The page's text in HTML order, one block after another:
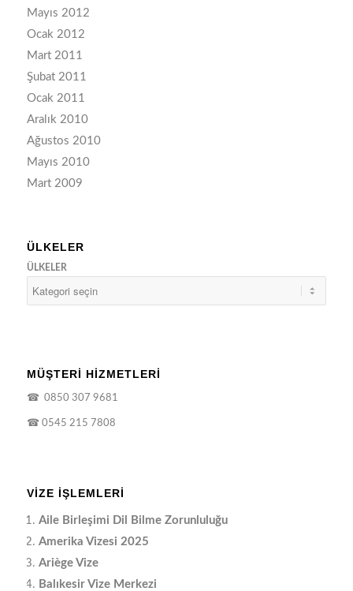
Mayıs 2012
Ocak 2012
Mart 2011
Şubat 2011
Ocak 2011
Aralık 2010
Ağustos 2010
Mayıs 2010
Mart 2009
ÜLKELER
ÜLKELER
MÜŞTERİ HİZMETLERİ
☎0850 307 9681
☎0545 215 7808
VIZE İŞLEMLERI
Aile Birleşimi Dil Bilme Zorunluluğu
Amerika Vizesi 2025
Ariège Vize
Balıkesir Vize Merkezi